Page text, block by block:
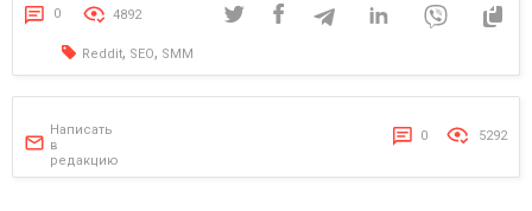
отличным каналом трафика, но и источником ценных инсайтов: что […]
0 4892
Reddit, SEO, SMM
Написать
в
редакцию
0 5292